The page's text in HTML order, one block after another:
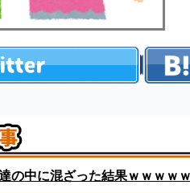
の中に混ざった結果ｗｗｗｗ